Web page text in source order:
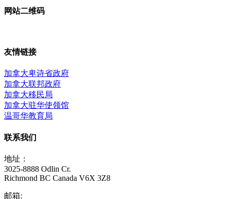
网站二维码
友情链接
加拿大卑诗省政府
加拿大联邦政府
加拿大移民局
加拿大驻华使领馆
温哥华教育局
联系我们
地址：
3025-8888 Odlin Cr.
Richmond BC Canada V6X 3Z8
邮箱: